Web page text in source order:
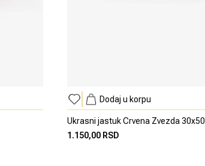
Dodaj u korpu
Ukrasni jastuk Crvena Zvezda 30x50
1.150,00 RSD